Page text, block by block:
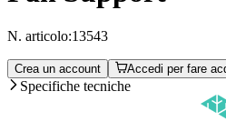
N. articolo:13543
Crea un account Accedi per fare
Specifiche tecniche